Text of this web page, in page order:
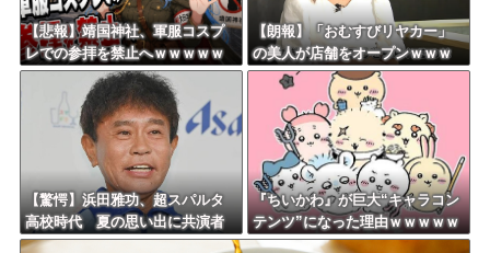
【悲報】靖国神社、軍服コスプ
レでの参拝を禁止へｗｗｗｗｗ
ｗｗｗｗｗｗｗｗｗｗｗｗｗｗ
【朗報】「おむすびリヤカー」
の美人が店舗をオープンｗｗｗ
ｗｗｗｗｗｗｗｗｗ
【驚愕】浜田雅功、超スパルタ
高校時代 夏の思い出に共演者
衝撃「ええ？」「それはかわい
『ちいかわ』が巨大“キャラコン
テンツ”になった理由ｗｗｗｗｗ
ｗｗｗｗｗｗ